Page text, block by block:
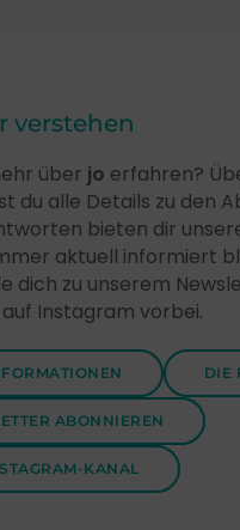
verstehen
über jo erfahren?
du alle Details zu den
bieten dir
aktuell informiert
dich zu unserem
Instagram vorbei.
DIE
ABONNIEREN
KANAL